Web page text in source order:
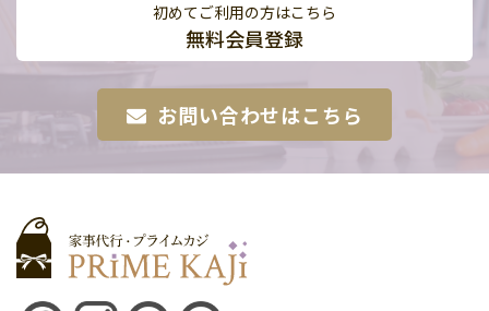
初めてご利用の方はこちら
無料会員登録
お問い合わせはこちら